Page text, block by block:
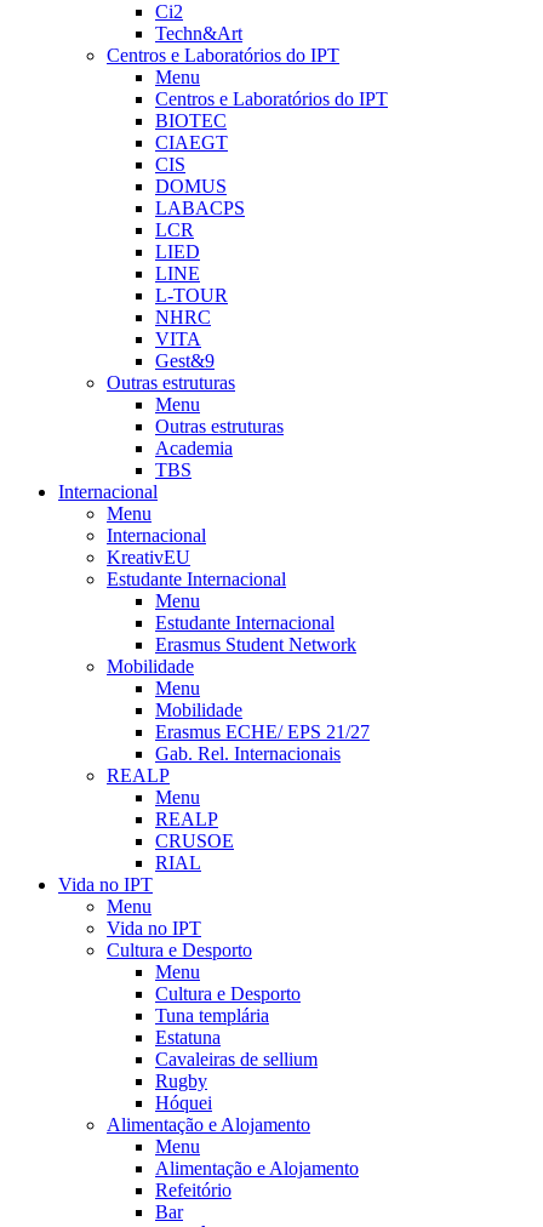
Ci2
Techn&Art
Centros e Laboratórios do IPT
Menu
Centros e Laboratórios do IPT
BIOTEC
CIAEGT
CIS
DOMUS
LABACPS
LCR
LIED
LINE
L-TOUR
NHRC
VITA
Gest&9
Outras estruturas
Menu
Outras estruturas
Academia
TBS
Internacional
Menu
Internacional
KreativEU
Estudante Internacional
Menu
Estudante Internacional
Erasmus Student Network
Mobilidade
Menu
Mobilidade
Erasmus ECHE/ EPS 21/27
Gab. Rel. Internacionais
REALP
Menu
REALP
CRUSOE
RIAL
Vida no IPT
Menu
Vida no IPT
Cultura e Desporto
Menu
Cultura e Desporto
Tuna templária
Estatuna
Cavaleiras de sellium
Rugby
Hóquei
Alimentação e Alojamento
Menu
Alimentação e Alojamento
Refeitório
Bar